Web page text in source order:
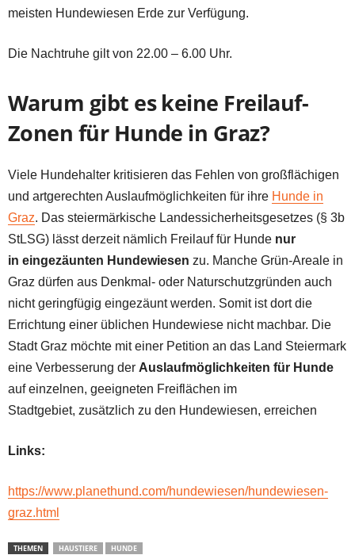
meisten Hundewiesen Erde zur Verfügung.
Die Nachtruhe gilt von 22.00 – 6.00 Uhr.
Warum gibt es keine Freilauf-
Zonen für Hunde in Graz?
Viele Hundehalter kritisieren das Fehlen von großflächigen
und artgerechten Auslaufmöglichkeiten für ihre Hunde in
Graz. Das steiermärkische Landessicherheitsgesetzes (§ 3b
StLSG) lässt derzeit nämlich Freilauf für Hunde nur
in eingezäunten Hundewiesen zu. Manche Grün-Areale in
Graz dürfen aus Denkmal- oder Naturschutzgründen auch
nicht geringfügig eingezäunt werden. Somit ist dort die
Errichtung einer üblichen Hundewiese nicht machbar. Die
Stadt Graz möchte mit einer Petition an das Land Steiermark
eine Verbesserung der Auslaufmöglichkeiten für Hunde
auf einzelnen, geeigneten Freiflächen im
Stadtgebiet, zusätzlich zu den Hundewiesen, erreichen
Links:
https://www.planethund.com/hundewiesen/hundewiesen-
graz.html
THEMEN HAUSTIERE HUNDE